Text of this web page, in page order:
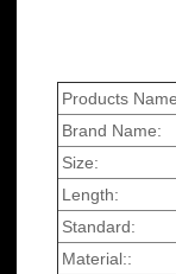
Products
Brand Name:
Size:
Length:
Standard:
Material::